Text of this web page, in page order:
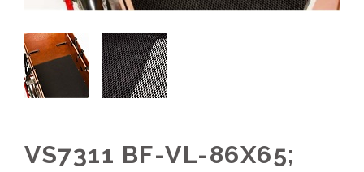
VS7311 BF-VL-86X65;